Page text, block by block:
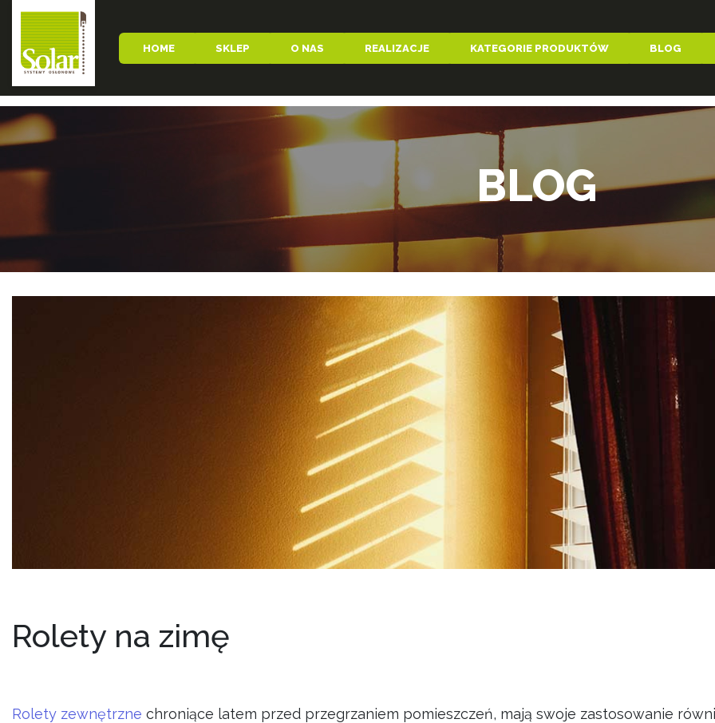
HOME SKLEP O NAS REALIZACJE KATEGORIE PRODUKTÓW BLOG
BLOG
Rolety na zimę
Rolety zewnętrzne chroniące latem przed przegrzaniem pomieszczeń, mają swoje zastosowanie